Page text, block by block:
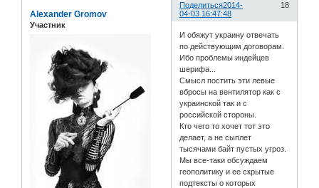
Поделиться 18
2014-
04-03 16:47:48
Alexander Gromov
Участник
И обяжут украину отвечать
по действующим договорам.
Ибо проблемы индейцев
шерифа...
Смысл постить эти левые
вбросы на вентилятор как с
украинской так и с
российской стороны.
Кто чего то хочет тот это
делает, а не сыплет
тысячами байт пустых угроз.
Мы все-таки обсуждаем
геополитику и ее скрытые
подтексты о которых